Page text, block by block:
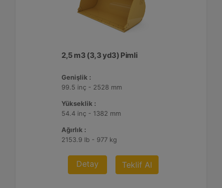
2,5 m3 (3,3 yd3) Pimli
Genişlik :
99.5 inç - 2528 mm
Yükseklik :
54.4 inç - 1382 mm
Ağırlık :
2153.9 lb - 977 kg
Detay Teklif Al